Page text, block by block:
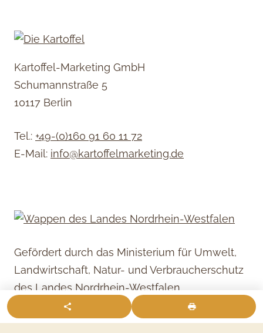
Kartoffel-Marketing GmbH
Schumannstraße 5
10117 Berlin
Tel.: +49-(0)160 91 60 11 72
E-Mail: info@kartoffelmarketing.de
Gefördert durch das Ministerium für Umwelt,
Landwirtschaft, Natur- und Verbraucherschutz
des Landes Nordrhein-Westfalen.